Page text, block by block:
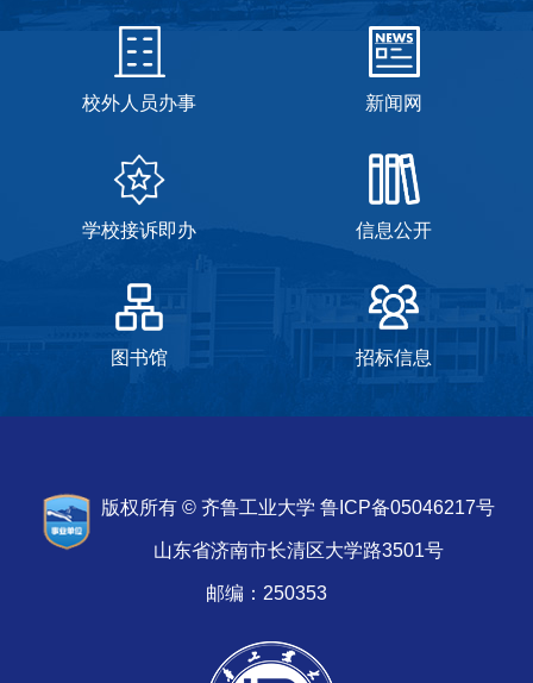
校外人员办事 新闻网
学校接诉即办 信息公开
图书馆 招标信息
版权所有 © 齐鲁工业大学 鲁ICP备05046217号
山东省济南市长清区大学路3501号
邮编：250353